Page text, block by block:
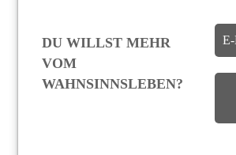
DU WILLST MEHR
VOM
WAHNSINNSLEBEN?